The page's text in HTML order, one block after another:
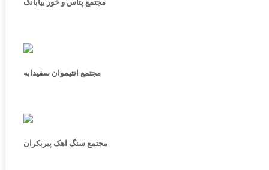
مجتمع پتاس و خور بیابانک
مجتمع انتیموان سفیدابه
مجتمع سنگ اهک پیربکران